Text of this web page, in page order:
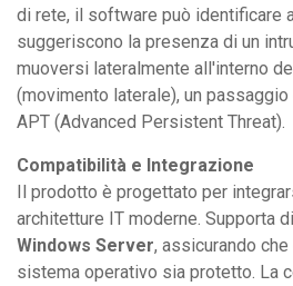
di rete, il software può identificare
suggeriscono la presenza di un
muoversi lateralmente all'interno
(movimento laterale), un
APT (Advanced Persistent Threat).
Compatibilità e Integrazione
Il prodotto è progettato per
architetture IT moderne. Supporta
Windows Server, assicurando
sistema operativo sia protetto. La